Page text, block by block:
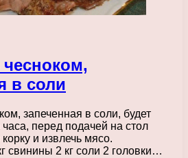
в соли
запеченная в соли, будет
часа, перед подачей на стол
и извлечь мясо.
свинины 2 кг соли 2 головки…